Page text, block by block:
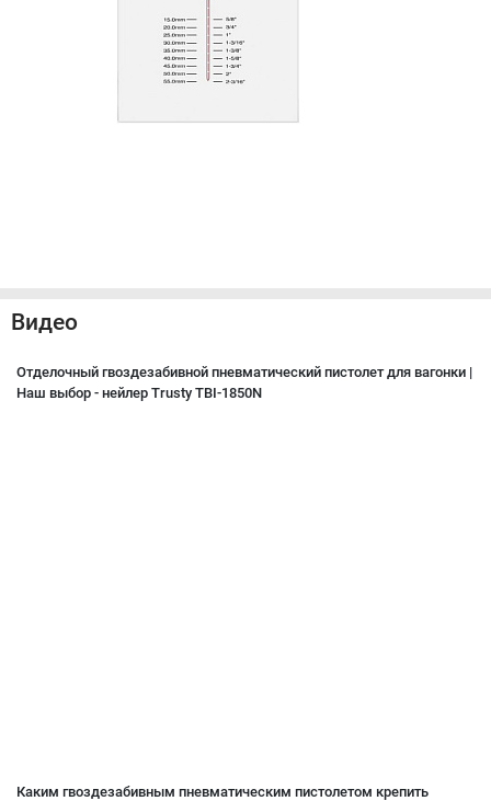
Видео
Отделочный гвоздезабивной пневматический пистолет для вагонки |
Наш выбор - нейлер Trusty TBI-1850N
Каким гвоздезабивным пневматическим пистолетом крепить